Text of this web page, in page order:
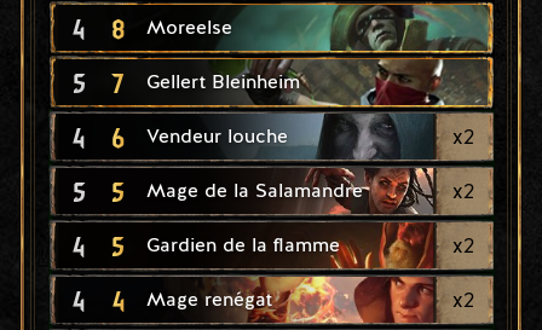
4 8 Moreelse
5 7 Gellert Bleinheim
4 6 Vendeur louche x2
5 5 Mage de la Salamandre x2
4 5 Gardien de la flamme x2
4 4 Mage renégat x2